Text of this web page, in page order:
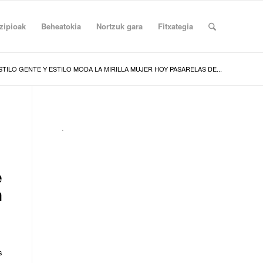
Beheatokia Nortzuk gara Fitxategia
GENTE Y ESTILO MODA LA MIRILLA MUJER HOY PASARELAS DE...
.